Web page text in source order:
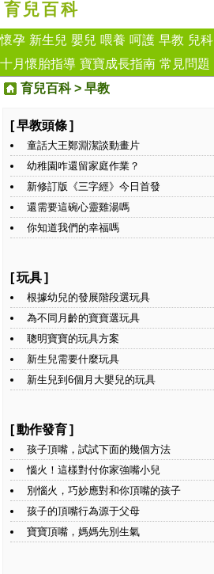
育兒百科
懷孕 新生兒 嬰兒 喂養 呵護 早教 兒科
十月懷胎指導 寶寶成長指南 常見問題
育兒百科> 早教
[早教頭條]
童話大王鄭淵潔談動畫片
幼稚園咋還留家庭作業？
新修訂版《三字經》今日首發
還需要這碗心靈雞湯嗎
你知道我們的幸福嗎
[玩具]
根據幼兒的發展階段選玩具
為不同月齡的寶寶選玩具
聰明寶寶的玩具方案
新生兒需要什麼玩具
新生兒到6個月大嬰兒的玩具
[動作發育]
孩子頂嘴，試試下面的幾個方法
惱火！這樣對付你家強嘴小兒
別惱火，巧妙應對和你頂嘴的孩子
孩子的頂嘴行為源于父母
寶寶頂嘴，媽媽先別生氣